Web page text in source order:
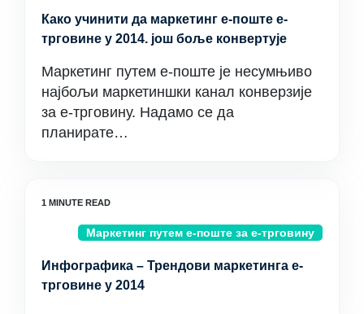
Како учинити да маркетинг е-поште е-
трговине у 2014. још боље конвертује
Маркетинг путем е-поште је несумњиво
најбољи маркетиншки канал конверзије
за е-трговину. Надамо се да
планирате…
Маркетинг путем е-поште за е-трговину
Инфографика – Трендови маркетинга е-
трговине у 2014